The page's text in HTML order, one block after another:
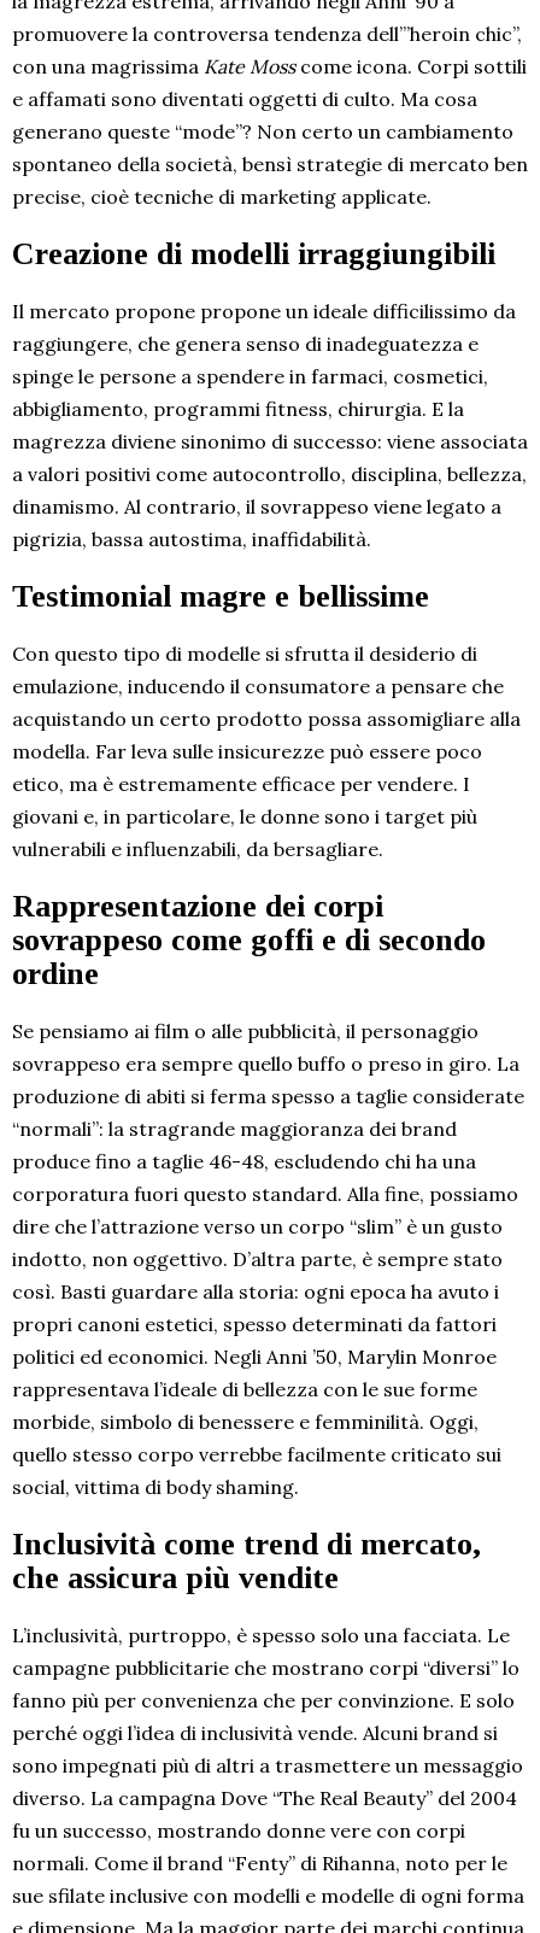
promuovere la controversa tendenza dell’”heroin chic”,
con una magrissima Kate Mosscome icona. Corpi sottili
e affamati sono diventati oggetti di culto. Ma cosa
generano queste “mode”? Non certo un cambiamento
spontaneo della società, bensì strategie di mercato ben
precise, cioè tecniche di marketing applicate.
Creazione di modelli irraggiungibili
Il mercato propone propone un ideale difficilissimo da
raggiungere, che genera senso di inadeguatezza e
spinge le persone a spendere in farmaci, cosmetici,
abbigliamento, programmi fitness, chirurgia. E la
magrezza diviene sinonimo di successo: viene associata
a valori positivi come autocontrollo, disciplina, bellezza,
dinamismo. Al contrario, il sovrappeso viene legato a
pigrizia, bassa autostima, inaffidabilità.
Testimonial magre e bellissime
Con questo tipo di modelle si sfrutta il desiderio di
emulazione, inducendo il consumatore a pensare che
acquistando un certo prodotto possa assomigliare alla
modella. Far leva sulle insicurezze può essere poco
etico, ma è estremamente efficace per vendere. I
giovani e, in particolare, le donne sono i target più
vulnerabili e influenzabili, da bersagliare.
Rappresentazione dei corpi
sovrappeso come goffi e di secondo
ordine
Se pensiamo ai film o alle pubblicità, il personaggio
sovrappeso era sempre quello buffo o preso in giro. La
produzione di abiti si ferma spesso a taglie considerate
“normali”: la stragrande maggioranza dei brand
produce fino a taglie 46-48, escludendo chi ha una
corporatura fuori questo standard. Alla fine, possiamo
dire che l’attrazione verso un corpo “slim” è un gusto
indotto, non oggettivo. D’altra parte, è sempre stato
così. Basti guardare alla storia: ogni epoca ha avuto i
propri canoni estetici, spesso determinati da fattori
politici ed economici. Negli Anni ’50, Marylin Monroe
rappresentava l’ideale di bellezza con le sue forme
morbide, simbolo di benessere e femminilità. Oggi,
quello stesso corpo verrebbe facilmente criticato sui
social, vittima di body shaming.
Inclusività come trend di mercato,
che assicura più vendite
L’inclusività, purtroppo, è spesso solo una facciata. Le
campagne pubblicitarie che mostrano corpi “diversi” lo
fanno più per convenienza che per convinzione. E solo
perché oggi l’idea di inclusività vende. Alcuni brand si
sono impegnati più di altri a trasmettere un messaggio
diverso. La campagna Dove “The Real Beauty” del 2004
fu un successo, mostrando donne vere con corpi
normali. Come il brand “Fenty” di Rihanna, noto per le
sue sfilate inclusive con modelli e modelle di ogni forma
e dimensione. Ma la maggior parte dei marchi continua